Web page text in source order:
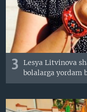
3
Lesya Litvinova
bolalarga